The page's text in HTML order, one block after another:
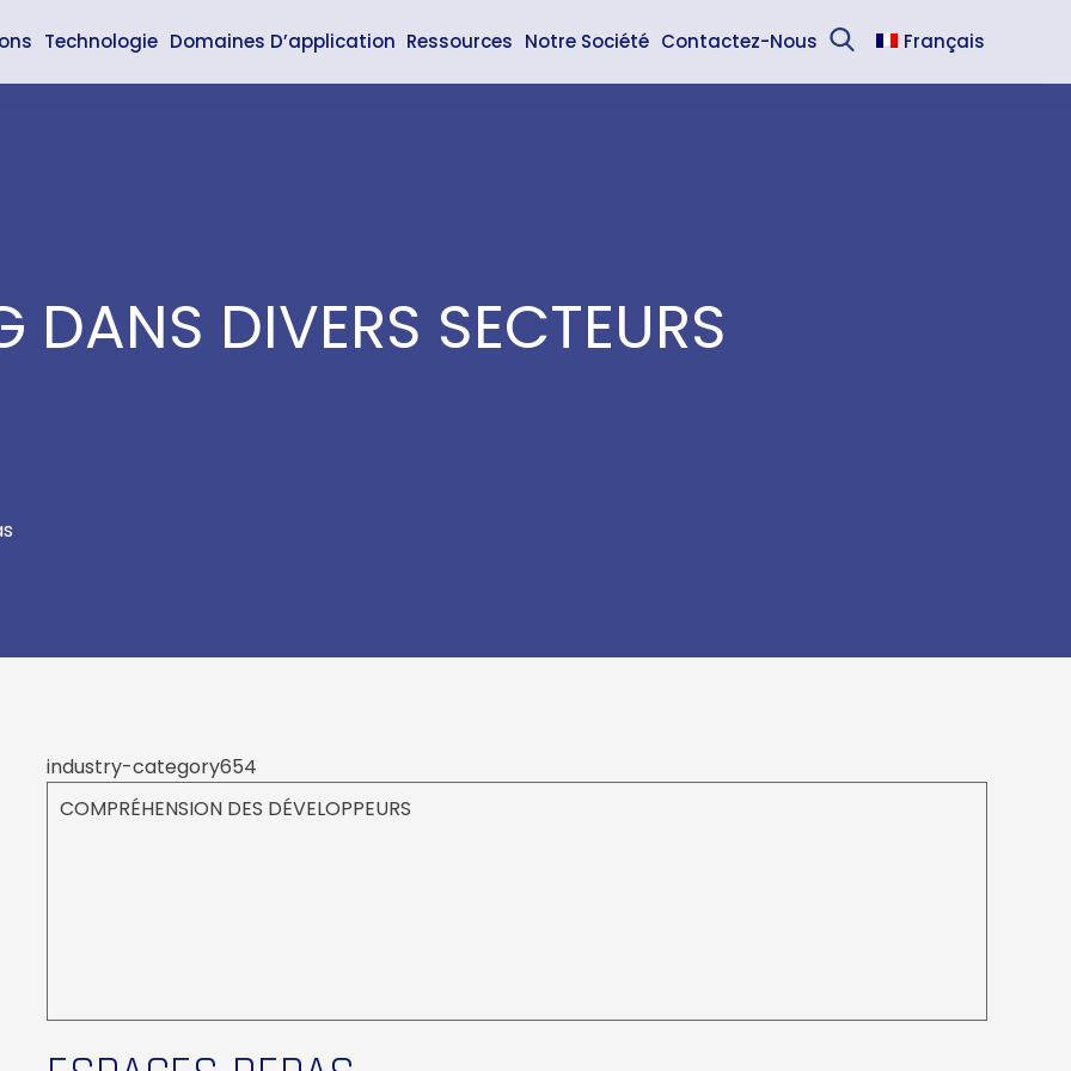
Technologie Domaines D’application Ressources Notre Société Contactez-Nous Sea Français
DANS DIVERS SECTEURS
industry-category654
COMPRÉHENSION DES DÉVELOPPEURS